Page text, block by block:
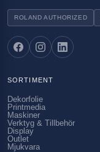
ROLAND AUTHORIZED
SORTIMENT
Dekorfolie
Printmedia
Maskiner
Verktyg & Tillbehör
Display
Outlet
Mjukvara